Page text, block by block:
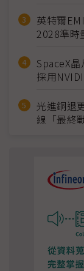
英特爾
2028準時
SpaceX
採用
光進銅退
線「最終